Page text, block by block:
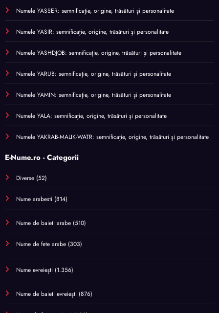
Numele YASSER: semnificație, origine, trăsături și personalitate
Numele YASIR: semnificație, origine, trăsături și personalitate
Numele YASHDJOB: semnificație, origine, trăsături și personalitate
Numele YARUB: semnificație, origine, trăsături și personalitate
Numele YAMIN: semnificație, origine, trăsături și personalitate
Numele YALA: semnificație, origine, trăsături și personalitate
Numele YAKRAB-MALIK-WATR: semnificație, origine, trăsături și personalitate
E-Nume.ro - Categorii
Diverse (52)
Nume arabesti (814)
Nume de baieti arabe (510)
Nume de fete arabe (303)
Nume evreiești (1.356)
Nume de baieti evreiești (876)